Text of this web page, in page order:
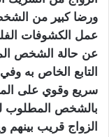
ورضا كبير من
عمل الكشوفات
عن حالة الشخص
التابع الخاص به
سريع وقوي على
بالشخص المطلوب
الزواج قريب بينهم